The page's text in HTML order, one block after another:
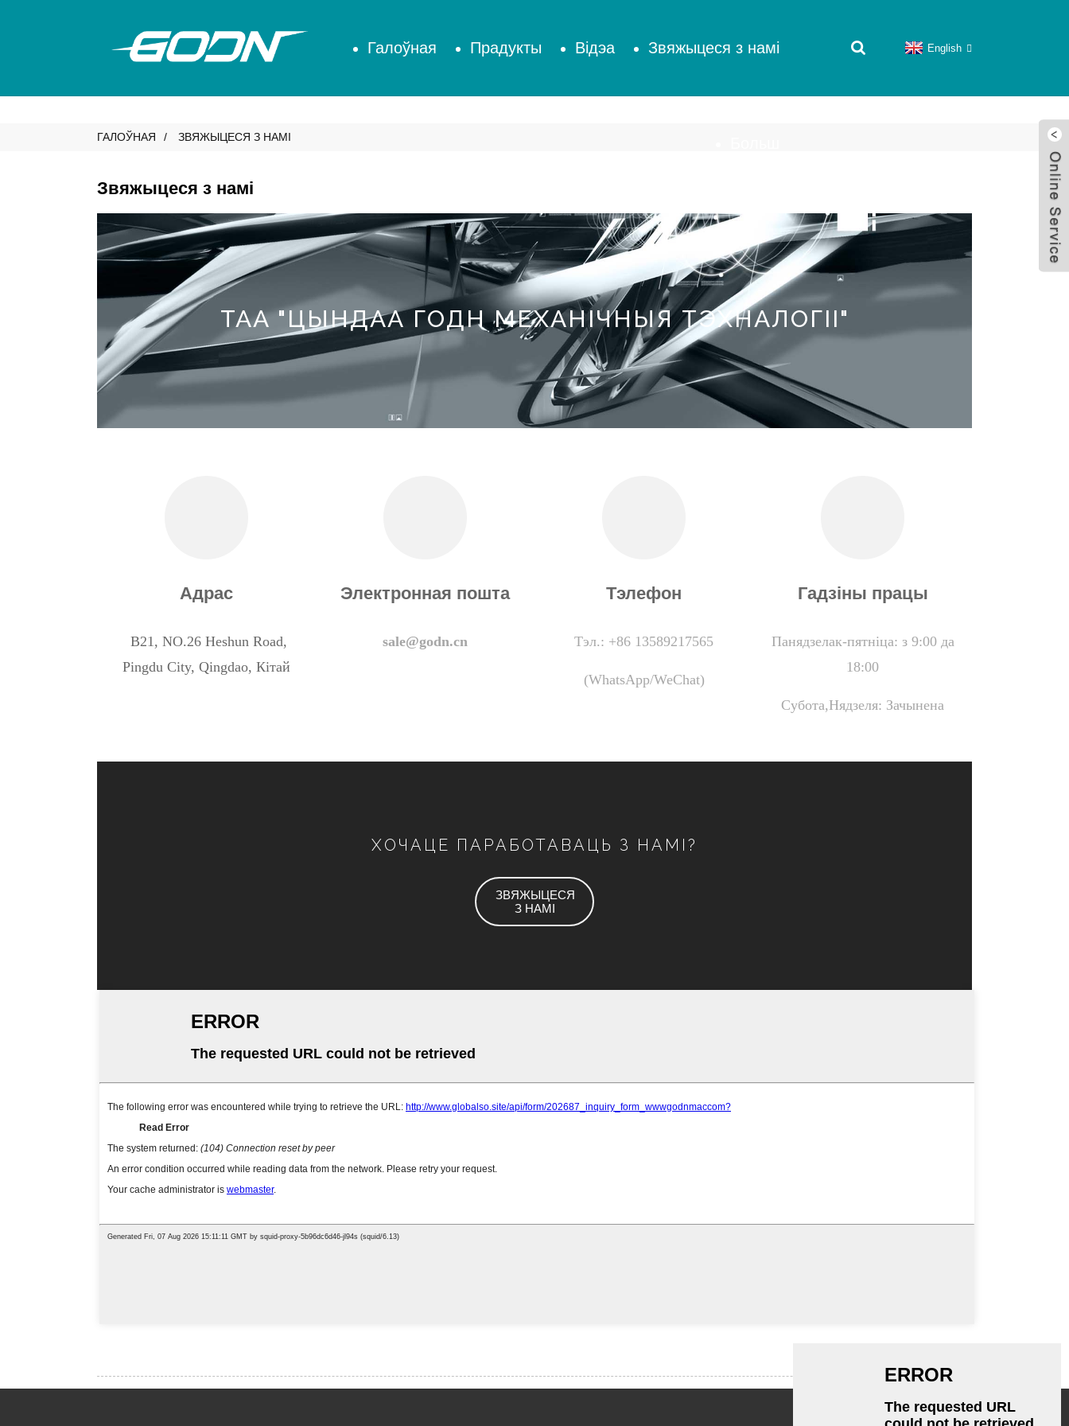
Галоўная Прадукты Відэа Звяжыцеся з намі English
ГАЛОЎНАЯ ЗВЯЖЫЦЕСЯ З НАМІ
Звяжыцеся з намі
ТАА "ЦЫНДАА ГОДН МЕХАНІЧНЫЯ ТЭХНАЛОГІІ"
Адрас
B21, NO.26 Heshun Road,
Pingdu City, Qingdao, Кітай
Электронная пошта
sale@godn.cn
Тэлефон
Тэл.: +86 13589217565
(WhatsApp/WeChat)
Гадзіны працы
Панядзелак-пятніца: з 9:00 да
18:00
Субота,Нядзеля: Зачынена
ХОЧАЦЕ ПАРАБОТАВАЦЬ З НАМІ?
ЗВЯЖЫЦЕСЯ
З НАМІ